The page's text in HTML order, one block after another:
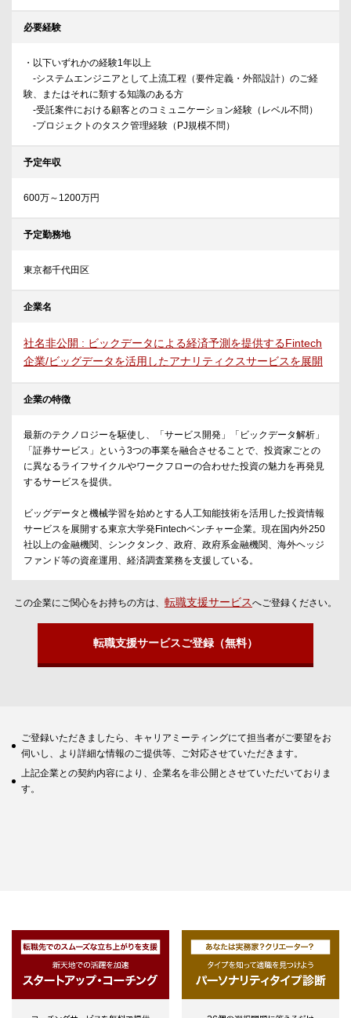
必要経験
・以下いずれかの経験1年以上
-システムエンジニアとして上流工程（要件定義・外部設計）のご経
験、またはそれに類する知識のある方
-受託案件における顧客とのコミュニケーション経験（レベル不問）
-プロジェクトのタスク管理経験（PJ規模不問）
予定年収
600万～1200万円
予定勤務地
東京都千代田区
企業名
社名非公開 : ビックデータによる経済予測を提供するFintech
企業/ビッグデータを活用したアナリティクスサービスを展開
企業の特徴
最新のテクノロジーを駆使し、「サービス開発」「ビックデータ解析」
「証券サービス」という3つの事業を融合させることで、投資家ごとの
に異なるライフサイクルやワークフローの合わせた投資の魅力を再発見
するサービスを提供。
ビッグデータと機械学習を始めとする人工知能技術を活用した投資情報
サービスを展開する東京大学発Fintechベンチャー企業。現在国内外250
社以上の金融機関、シンクタンク、政府、政府系金融機関、海外ヘッジ
ファンド等の資産運用、経済調査業務を支援している。
この企業にご関心をお持ちの方は、 転職支援サービスへご登録ください。
転職支援サービスご登録（無料）
ご登録いただきましたら、キャリアミーティングにて担当者がご要望をお
伺いし、より詳細な情報のご提供等、ご対応させていただきます。
上記企業との契約内容により、企業名を非公開とさせていただいておりま
す。